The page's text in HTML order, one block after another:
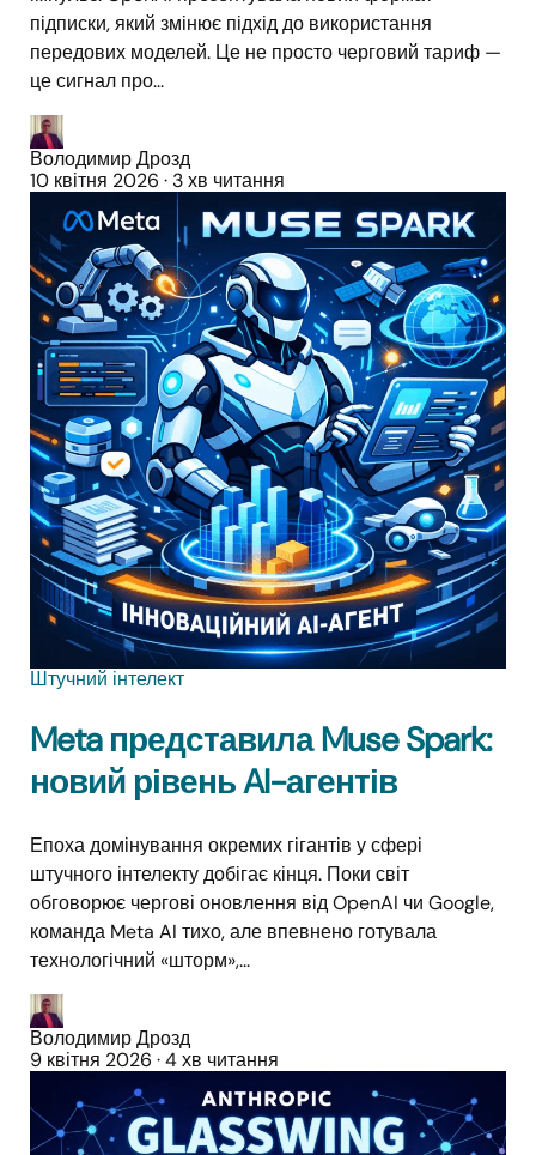
підписки, який змінює підхід до використання
передових моделей. Це не просто черговий тариф —
це сигнал про...
Володимир Дрозд
10 квітня 2026 · 3 хв читання
Штучний інтелект
Meta представила Muse Spark:
новий рівень AI-агентів
Епоха домінування окремих гігантів у сфері
штучного інтелекту добігає кінця. Поки світ
обговорює чергові оновлення від OpenAI чи Google,
команда Meta AI тихо, але впевнено готувала
технологічний «шторм»,...
Володимир Дрозд
9 квітня 2026 ·4 хв читання